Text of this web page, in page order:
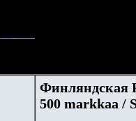
Финляндская
500 markkaa /